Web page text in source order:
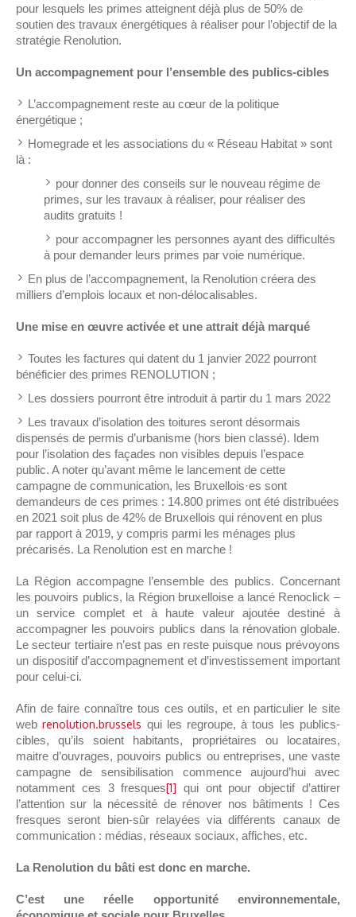
pour lesquels les primes atteignent déjà plus de 50% de
soutien des travaux énergétiques à réaliser pour l’objectif de la
stratégie Renolution.
Un accompagnement pour l’ensemble des publics-cibles
L’accompagnement reste au cœur de la politique
énergétique ;
Homegrade et les associations du « Réseau Habitat » sont
là :
pour donner des conseils sur le nouveau régime de
primes, sur les travaux à réaliser, pour réaliser des
audits gratuits !
pour accompagner les personnes ayant des difficultés
à pour demander leurs primes par voie numérique.
En plus de l’accompagnement, la Renolution créera des
milliers d’emplois locaux et non-délocalisables.
Une mise en œuvre activée et une attrait déjà marqué
Toutes les factures qui datent du 1 janvier 2022 pourront
bénéficier des primes RENOLUTION ;
Les dossiers pourront être introduit à partir du 1 mars 2022
Les travaux d’isolation des toitures seront désormais
dispensés de permis d’urbanisme (hors bien classé). Idem
pour l’isolation des façades non visibles depuis l’espace
public. A noter qu’avant même le lancement de cette
campagne de communication, les Bruxellois·es sont
demandeurs de ces primes : 14.800 primes ont été distribuées
en 2021 soit plus de 42% de Bruxellois qui rénovent en plus
par rapport à 2019, y compris parmi les ménages plus
précarisés. La Renolution est en marche !
La Région accompagne l’ensemble des publics. Concernant
les pouvoirs publics, la Région bruxelloise a lancé Renoclick –
un service complet et à haute valeur ajoutée destiné à
accompagner les pouvoirs publics dans la rénovation globale.
Le secteur tertiaire n’est pas en reste puisque nous prévoyons
un dispositif d’accompagnement et d’investissement important
pour celui-ci.
Afin de faire connaître tous ces outils, et en particulier le site
webrenolution.brussels qui les regroupe, à tous les publics-
cibles, qu’ils soient habitants, propriétaires ou locataires,
maitre d’ouvrages, pouvoirs publics ou entreprises, une vaste
campagne de sensibilisation commence aujourd’hui avec
notamment ces 3 fresques[1] qui ont pour objectif d’attirer
l’attention sur la nécessité de rénover nos bâtiments ! Ces
fresques seront bien-sûr relayées via différents canaux de
communication : médias, réseaux sociaux, affiches, etc.
La Renolution du bâti est donc en marche.
C’est une réelle opportunité environnementale,